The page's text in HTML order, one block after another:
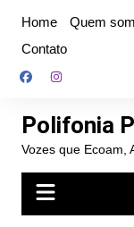
conteúdo
Home Quem
Contato
Polifonia
Vozes que Ecoam,